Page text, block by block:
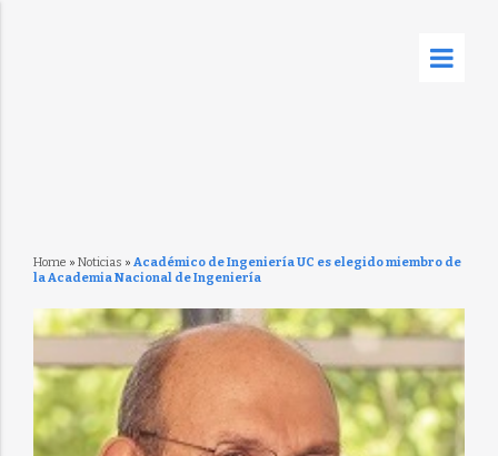
Home » Noticias » Académico de Ingeniería UC es elegido miembro de
la Academia Nacional de Ingeniería